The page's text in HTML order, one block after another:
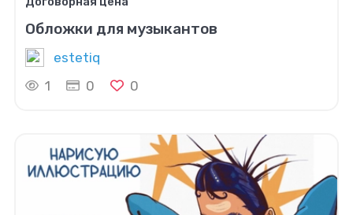
Обложки для музыкантов
estetiq
1
0 0